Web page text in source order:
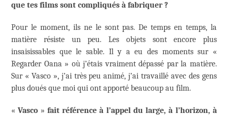
que tes films sont compliqués à fabriquer ?
Pour le moment, ils ne le sont pas. De temps en temps, la
matière résiste un peu. Les objets sont encore plus
insaisissables que le sable. Il y a eu des moments sur «
Regarder Oana » où j’étais vraiment dépassé par la matière.
Sur « Vasco », j’ai très peu animé, j’ai travaillé avec des gens
plus doués que moi qui ont apporté beaucoup au film.
«Vasco » fait référence à l’appel du large, à l’horizon, à